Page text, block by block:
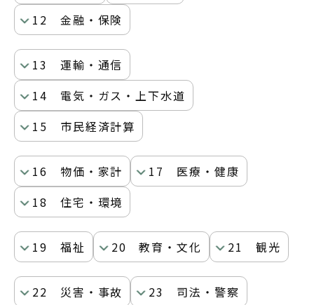
12 金融・保険
13 運輸・通信
14 電気・ガス・上下水道
15 市民経済計算
16 物価・家計
17 医療・健康
18 住宅・環境
19 福祉 20 教育・文化 21 観光
22 災害・事故
23 司法・警察